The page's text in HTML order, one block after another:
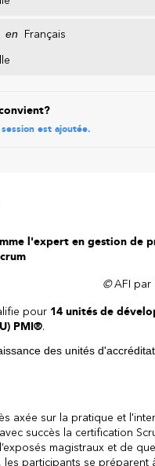
en Français
est ajoutée.
l'expert en gestion de
©AFI par
pour 14 unités de
PMI®.
des unités
axée sur la pratique et
succès la certification
magistraux et de
participants se préparent